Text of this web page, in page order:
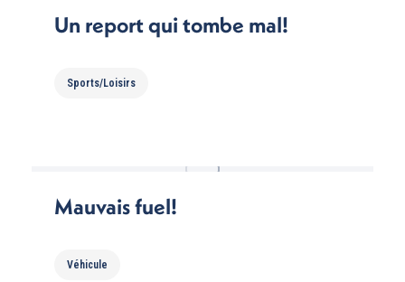
Un report qui tombe mal!
Sports/Loisirs
Mauvais fuel!
Véhicule